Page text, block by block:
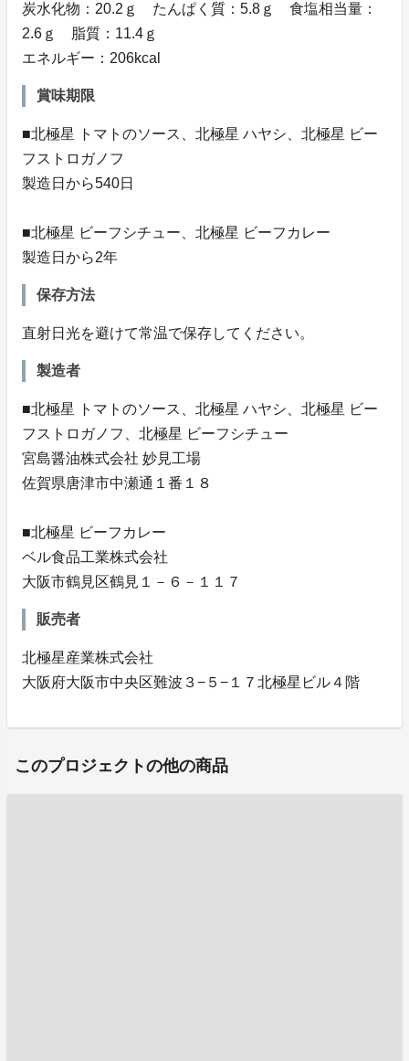
炭水化物：20.2ｇ たんぱく質：5.8ｇ 食塩相当量：
2.6ｇ 脂質：11.4ｇ
エネルギー：206kcal
賞味期限
■北極星 トマトのソース、北極星 ハヤシ、北極星 ビー
フストロガノフ
製造日から540日
■北極星 ビーフシチュー、北極星 ビーフカレー
製造日から2年
保存方法
直射日光を避けて常温で保存してください。
製造者
■北極星 トマトのソース、北極星 ハヤシ、北極星 ビー
フストロガノフ、北極星 ビーフシチュー
宮島醤油株式会社 妙見工場
佐賀県唐津市中瀬通１番１８
■北極星 ビーフカレー
ベル食品工業株式会社
大阪市鶴見区鶴見１－６－１１７
販売者
北極星産業株式会社
大阪府大阪市中央区難波３−５−１７北極星ビル４階
このプロジェクトの他の商品